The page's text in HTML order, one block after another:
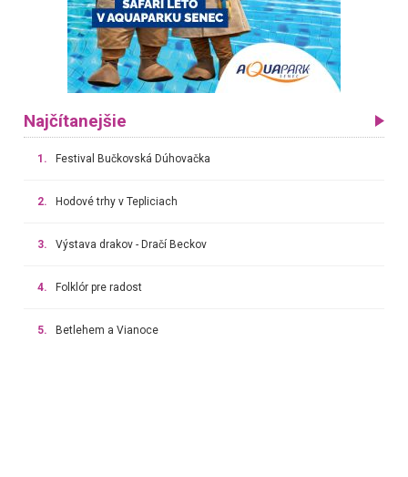
Najčítanejšie
1. Festival Bučkovská Dúhovačka
2. Hodové trhy v Tepliciach
3. Výstava drakov - Dračí Beckov
4. Folklór pre radost
5. Betlehem a Vianoce